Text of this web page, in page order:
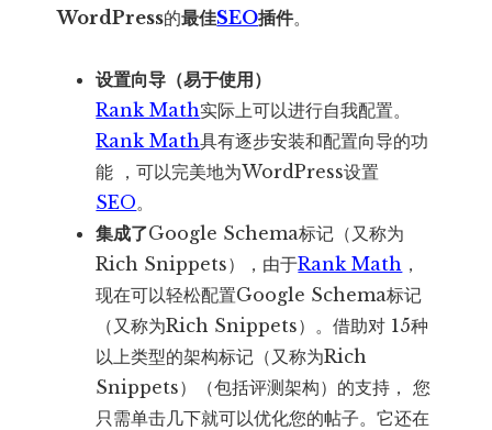
WordPress的最佳SEO插件。
设置向导（易于使用）
Rank Math实际上可以进行自我配置。
Rank Math具有逐步安装和配置向导的功
能 ，可以完美地为WordPress设置
SEO。
集成了Google Schema标记（又称为
Rich Snippets），由于Rank Math ，
现在可以轻松配置Google Schema标记
（又称为Rich Snippets）。借助对 15种
以上类型的架构标记（又称为Rich
Snippets）（包括评测架构）的支持， 您
只需单击几下就可以优化您的帖子。它还在